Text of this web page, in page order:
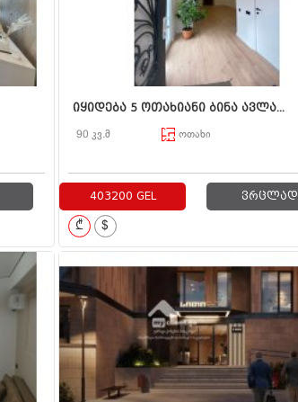
იყიდება 5 ოთახიანი ბინა ავლა...
90 კვ.მ ოთახი
403200 GEL ვრცლად
₾ $